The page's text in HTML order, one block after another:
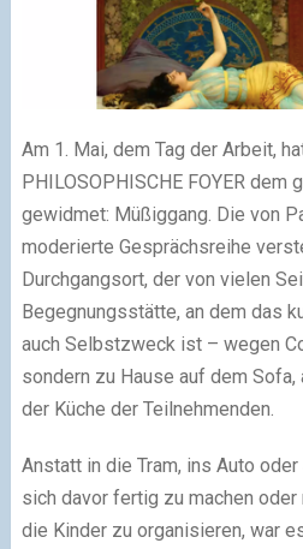
Am 1. Mai, dem Tag der Arbeit,
PHILOSOPHISCHE FOYER dem
gewidmet: Müßiggang. Die von
moderierte Gesprächsreihe
Durchgangsort, der von vielen
Begegnungsstätte, an dem das
auch Selbstzweck ist – wegen
sondern zu Hause auf dem
der Küche der Teilnehmenden.
Anstatt in die Tram, ins Auto
sich davor fertig zu machen
die Kinder zu organisieren, war